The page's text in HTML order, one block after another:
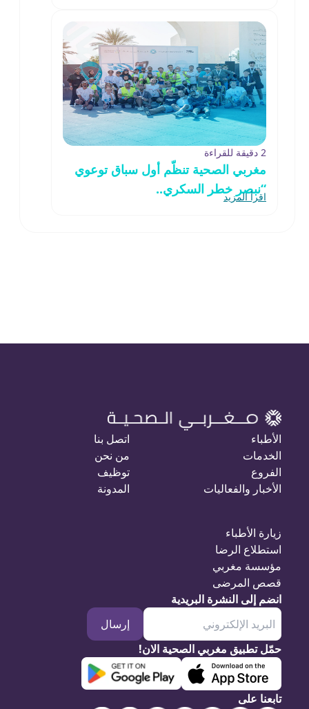
2 دقيقة للقراءة
مغربي الصحية تنظّم أول سباق توعوي
“نبصر خطر السكري..
اقرأ المزيد
الأطباء
الخدمات
الفروع
الأخبار والفعاليات
اتصل بنا
من نحن
توظيف
المدونة
زيارة الأطباء
استطلاع الرضا
مؤسسة مغربي
قصص المرضى
انضم إلى النشرة البريدية
إرسال
حمّل تطبيق مغربي الصحية الان!
تابعنا على